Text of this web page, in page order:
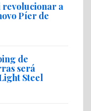
revolucionar a
Píer de
de
será
Steel